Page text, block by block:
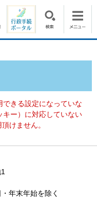
きる設定になっていな
キー）に対応していない
けません。
年末年始を除く